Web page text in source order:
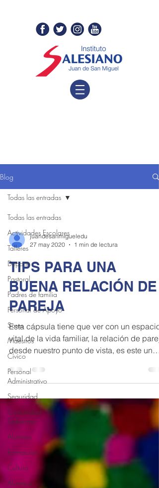
Blog
Todas las entradas
Actividades Escolares
Talleres
Deporte
Pastoral
Padres de familia
Personal de Apoyo
Sores
Maestros
Cívico
Personal
Administrativo
Seguridad
Comunidad
Salesiana
Alumnos
Formación
Cultura
Alumnos
Todas las entradas
juandesanmigueledu
27 may 2020
1 min de lectura
TIPS PARA UNA
BUENA RELACIÓN DE
PAREJA
Esta cápsula tiene que ver con un espacio
vital de la vida familiar, la relación de
desde nuestro punto de vista, es este un